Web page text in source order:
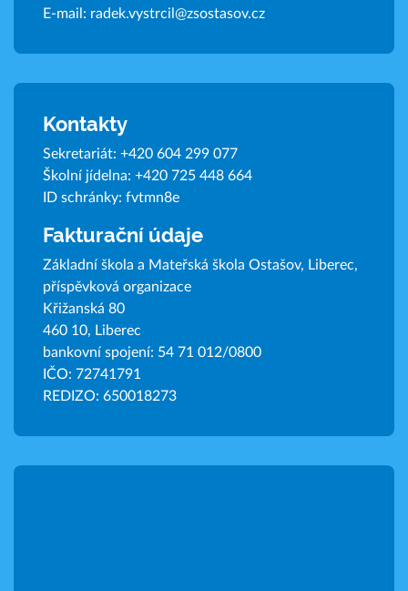
E-mail: radek.vystrcil@zsostasov.cz
Kontakty
Sekretariát: +420 604 299 077
Školní jídelna: +420 725 448 664
ID schránky: fvtmn8e
Fakturační údaje
Základní škola a Mateřská škola Ostašov, Liberec,
příspěvková organizace
Křižanská 80
460 10, Liberec
bankovní spojení: 54 71 012/0800
IČO: 72741791
REDIZO: 650018273